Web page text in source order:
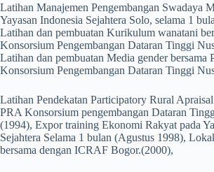
Latihan Manajemen Pengembangan Swadaya
Yayasan Indonesia Sejahtera Solo, selama 1
Latihan dan pembuatan Kurikulum wanatani
Konsorsium Pengembangan Dataran Tinggi
Latihan dan pembuatan Media gender bersama
Konsorsium Pengembangan Dataran Tinggi
Latihan Pendekatan Participatory Rural
PRA Konsorsium pengembangan Dataran
(1994), Expor training Ekonomi Rakyat pada
Sejahtera Selama 1 bulan (Agustus 1998),
bersama dengan ICRAF Bogor.(2000),